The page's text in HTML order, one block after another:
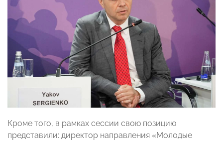
Кроме того, в рамках сессии свою позицию
представили: директор направления «Молодые